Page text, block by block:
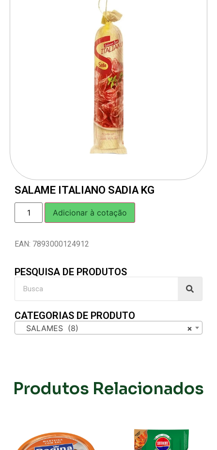
SALAME ITALIANO SADIA KG
Adicionar à cotação
EAN: 7893000124912
PESQUISA DE PRODUTOS
CATEGORIAS DE PRODUTO
×
SALAMES (8)
Produtos Relacionados